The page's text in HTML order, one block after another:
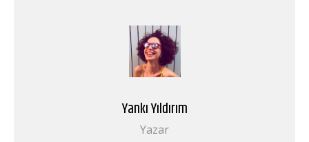
Yankı Yıldırım
Yazar